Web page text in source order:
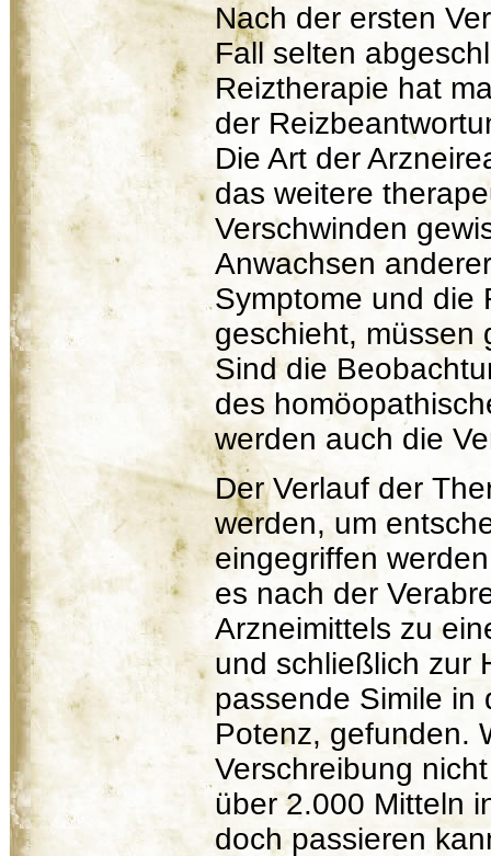
Nach der ersten
Fall selten
Reiztherapie hat
der
Die Art der
das weitere
Verschwinden
Anwachsen
Symptome und die
geschieht, müssen
Sind die
des
werden auch die
Der Verlauf der
werden, um
eingegriffen
es nach der
Arzneimittels zu
und schließlich zur
passende Simile in
Potenz, gefunden.
Verschreibung
über 2.000 Mitteln
doch passieren